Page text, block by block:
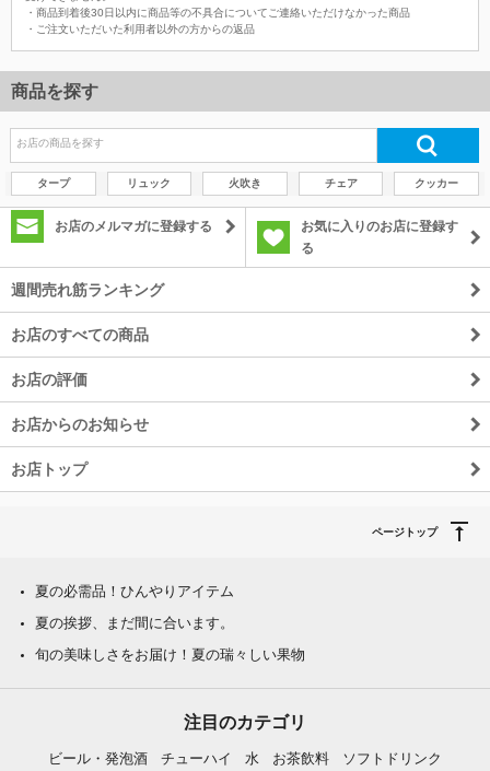
・商品到着後30日以内に商品等の不具合についてご連絡いただけなかった商品
・ご注文いただいた利用者以外の方からの返品
商品を探す
タープ リュック 火吹き チェア クッカー
お店のメルマガに登録する
お気に入りのお店に登録す
る
週間売れ筋ランキング
お店のすべての商品
お店の評価
お店からのお知らせ
お店トップ
ページトップ
夏の必需品！ひんやりアイテム
夏の挨拶、まだ間に合います。
旬の美味しさをお届け！夏の瑞々しい果物
注目のカテゴリ
ビール・発泡酒 チューハイ 水 お茶飲料 ソフトドリンク